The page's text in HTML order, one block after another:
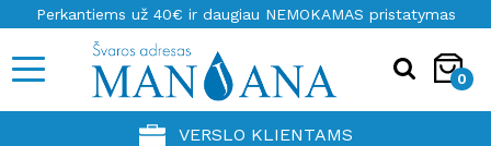
Perkantiems už 40€ ir daugiau NEMOKAMAS pristatymas
0
VERSLO KLIENTAMS